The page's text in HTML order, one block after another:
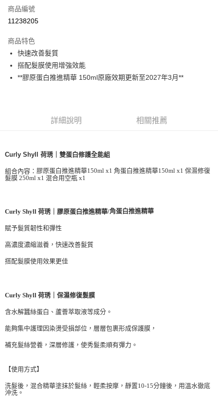
台灣樂天信用卡公司
相關說明
【大哥付你分期使用說明】
2.付款方式選擇「大哥付你分期」，訂單成立後會自動跳轉到大哥付的交易
流程，驗證手機門號後，選擇欲分期的期數、繳款截止日，確認付款後即完
成交易。
3.實際核准額度、可分期數及費用金額請依後續交易確認頁面所載為準。
4.訂單成立30分鐘內，如未前往確認交易或遇審核未通過，訂單將自動取
【注意事項】
用戶於交易時，得透過本服務購買商品或服務，並由商店將買賣／分期付款
買賣價金債權讓與本公司後，依約使用本公司帳單繳交帳款。
由本公司與您本人進行分期帳單所需資料之確認、核對及更正。
3.完整用戶服務條款，請詳閱以下連結：https://oppay.tw/userRule
運送方式
全家取貨付款
每筆NT$65，滿NT$1,699(含以上)免運費
每筆NT$65，滿NT$1,699(含以上)免運費
每筆NT$80，滿NT$1,699(含以上)免運費
宅配-離島
商品編號
11238205
商品特色
快速改善髮質
搭配髮膜使用增強效能
**膠原蛋白推進精華 150ml原廠效期更新至2027年3月**
詳細說明 相關推薦
Curly Shyll 荷琇｜雙蛋白修護全能組
組合內容： 膠原蛋白推進精華150ml x1 角蛋白推進精華150ml x1 保濕修復
髮膜 250ml x1 混合用空瓶 x1
Curly Shyll 荷琇｜膠原蛋白推進精華/角蛋白推進精華
賦予髮質韌性和彈性
高濃度濃縮滋養，快速改善髮質
搭配髮膜使用效果更佳
Curly Shyll 荷琇｜保濕修復髮膜
含水解蠶絲蛋白、蘆薈萃取液等成分。
能夠集中護理因染燙受損部位，層層包裹形成保護膜，
補充髮絲營養，深層修護，使秀髮柔順有彈力。
【使用方式】
洗髮後，混合精華塗抹於髮絲，輕柔按摩，靜置10-15分鐘後，用溫水徹底
沖洗。